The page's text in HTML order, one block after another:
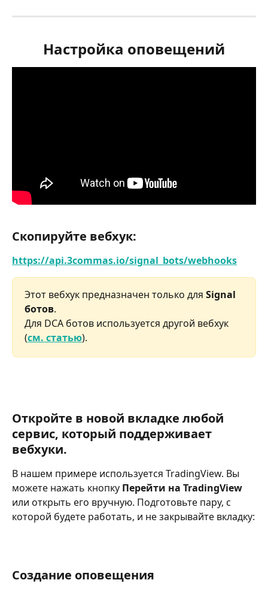
Настройка оповещений
Скопируйте вебхук:
https://api.3commas.io/signal_bots/webhooks
Этот вебхук предназначен только для Signal
ботов.
Для DCA ботов используется другой вебхук
(см. статью).
Откройте в новой вкладке любой
сервис, который поддерживает
вебхуки.
В нашем примере используется TradingView. Вы
можете нажать кнопку Перейти на TradingView
или открыть его вручную. Подготовьте пару, с
которой будете работать, и не закрывайте вкладку:
Создание оповещения